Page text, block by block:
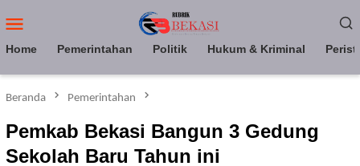
ke
Mobile
Home Pemerintahan Politik Hukum & Kriminal
Beranda Pemerintahan
Pemkab Bekasi Bangun 3 Gedung
Sekolah Baru Tahun ini